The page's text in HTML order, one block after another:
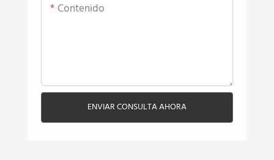
Contenido
ENVIAR CONSULTA AHORA